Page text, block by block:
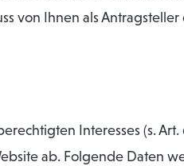
von Ihnen als
Interesses (s. Art.
ab. Folgende Daten